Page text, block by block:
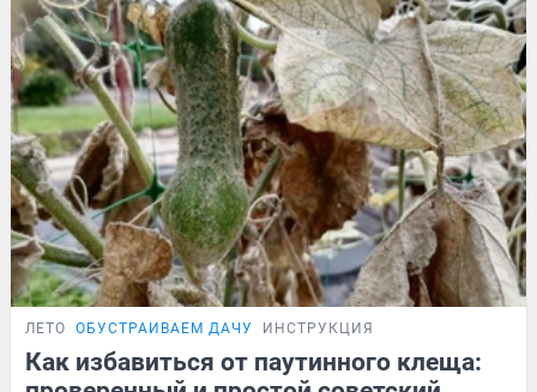
ЛЕТО ОБУСТРАИВАЕМ ДАЧУ ИНСТРУКЦИЯ
Как избавиться от паутинного клеща: